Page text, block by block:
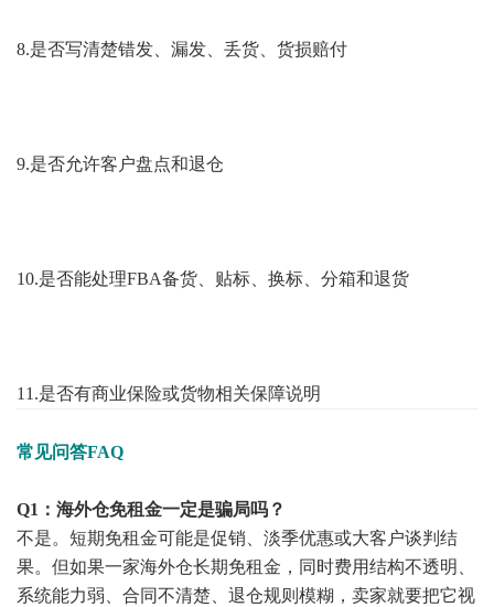
8.是否写清楚错发、漏发、丢货、货损赔付
9.是否允许客户盘点和退仓
10.是否能处理FBA备货、贴标、换标、分箱和退货
11.是否有商业保险或货物相关保障说明
常见问答FAQ
Q1：海外仓免租金一定是骗局吗？
不是。短期免租金可能是促销、淡季优惠或大客户谈判结
果。但如果一家海外仓长期免租金，同时费用结构不透明、
系统能力弱、合同不清楚、退仓规则模糊，卖家就要把它视